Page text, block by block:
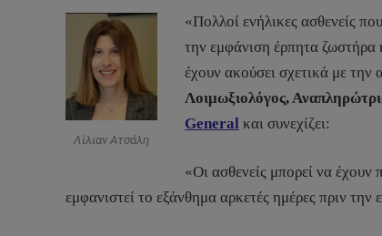
Λίλιαν Ατσάλη
«Πολλοί ενήλικες ασθενείς
την εμφάνιση έρπητα ζωστήρα
έχουν ακούσει σχετικά με την
Λοιμωξιολόγος,
General και συνεχίζει:
«Οι ασθενείς μπορεί να
εμφανιστεί το εξάνθημα αρκετές ημέρες πριν